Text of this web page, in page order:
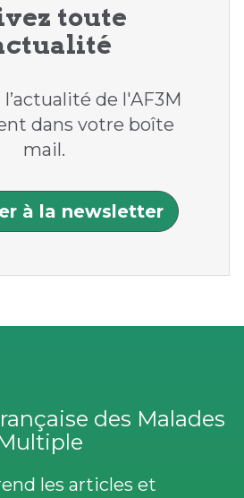
toute
de l'AF3M
dans votre boîte
mail.
à la newsletter
des Malades
les articles et